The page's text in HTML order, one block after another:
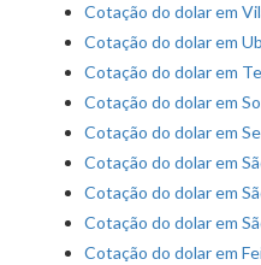
Cotação do dolar em
Cotação do dolar em
Cotação do dolar em
Cotação do dolar em
Cotação do dolar em
Cotação do dolar em
Cotação do dolar em
Cotação do dolar em
Cotação do dolar em